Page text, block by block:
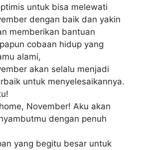
untuk bisa melewati
dengan baik dan yakin
memberikan bantuan
cobaan hidup yang
alami,
akan selalu menjadi
untuk menyelesaikannya.
November! Aku akan
dengan penuh
yang begitu besar untuk